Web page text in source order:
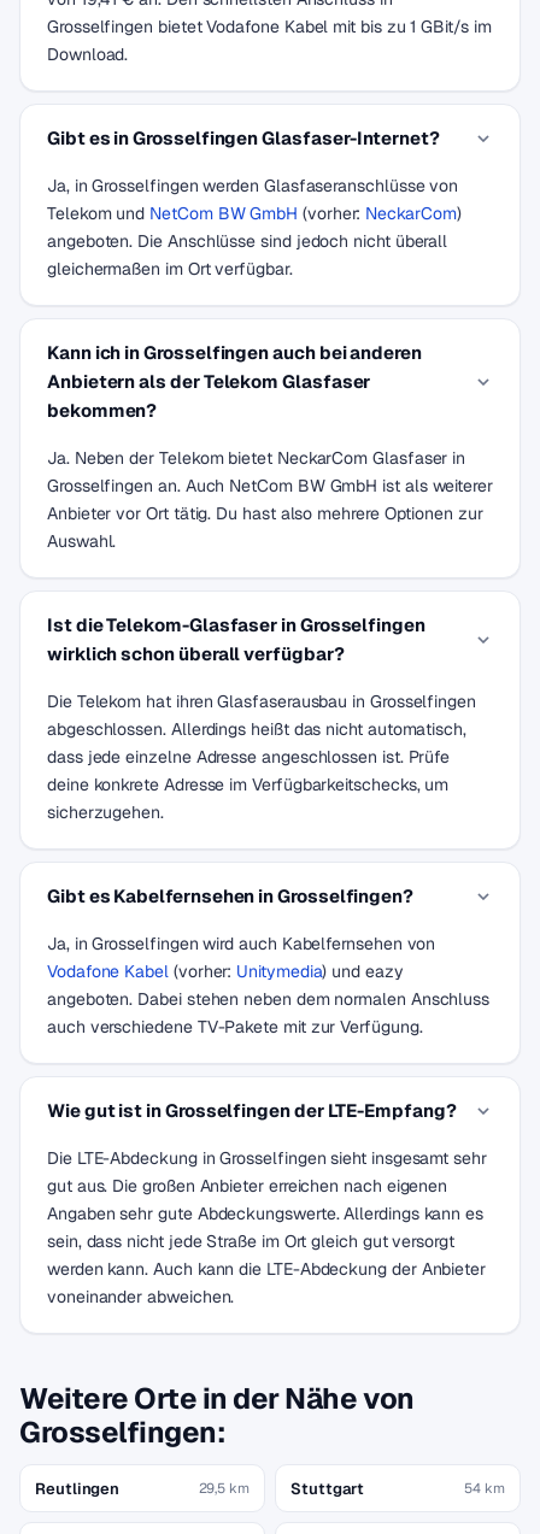
Grosselfingen bietet Vodafone Kabel mit bis zu 1 GBit/s im
Download.
Gibt es in Grosselfingen Glasfaser-Internet?
Ja, in Grosselfingen werden Glasfaseranschlüsse von
Telekom und NetCom BW GmbH (vorher: NeckarCom)
angeboten. Die Anschlüsse sind jedoch nicht überall
gleichermaßen im Ort verfügbar.
Kann ich in Grosselfingen auch bei anderen
Anbietern als der Telekom Glasfaser
bekommen?
Ja. Neben der Telekom bietet NeckarCom Glasfaser in
Grosselfingen an. Auch NetCom BW GmbH ist als weiterer
Anbieter vor Ort tätig. Du hast also mehrere Optionen zur
Auswahl.
Ist die Telekom-Glasfaser in Grosselfingen
wirklich schon überall verfügbar?
Die Telekom hat ihren Glasfaserausbau in Grosselfingen
abgeschlossen. Allerdings heißt das nicht automatisch,
dass jede einzelne Adresse angeschlossen ist. Prüfe
deine konkrete Adresse im Verfügbarkeitschecks, um
sicherzugehen.
Gibt es Kabelfernsehen in Grosselfingen?
Ja, in Grosselfingen wird auch Kabelfernsehen von
Vodafone Kabel(vorher: Unitymedia) und eazy
angeboten. Dabei stehen neben dem normalen Anschluss
auch verschiedene TV-Pakete mit zur Verfügung.
Wie gut ist in Grosselfingen der LTE-Empfang?
Die LTE-Abdeckung in Grosselfingen sieht insgesamt sehr
gut aus. Die großen Anbieter erreichen nach eigenen
Angaben sehr gute Abdeckungswerte. Allerdings kann es
sein, dass nicht jede Straße im Ort gleich gut versorgt
werden kann. Auch kann die LTE-Abdeckung der Anbieter
voneinander abweichen.
Weitere Orte in der Nähe von
Grosselfingen:
Reutlingen 29,5 km Stuttgart 54 km